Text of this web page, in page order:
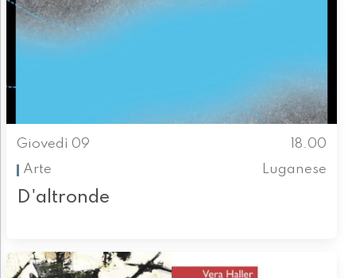
Giovedì 09
18.00
Arte
Luganese
D'altronde